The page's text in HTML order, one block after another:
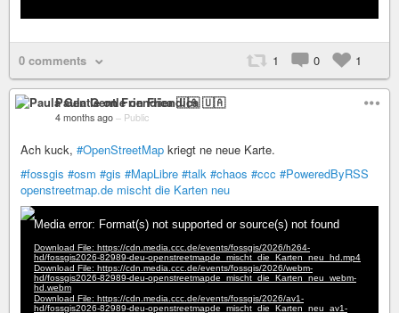
0 comments 1 0 1
Paula Gentle on Friendica 🇺🇦
4 months ago – Public
Ach kuck, #OpenStreetMap kriegt ne neue Karte.
#fossgis #osm #gis #MapLibre #talk #chaos #ccc #PoweredByRSS
openstreetmap.de mischt die Karten neu